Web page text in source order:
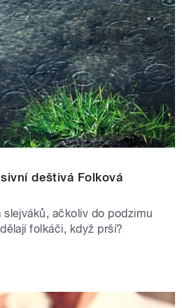
deštivá Folková
ačkoliv do podzimu
folkáči, když prší?